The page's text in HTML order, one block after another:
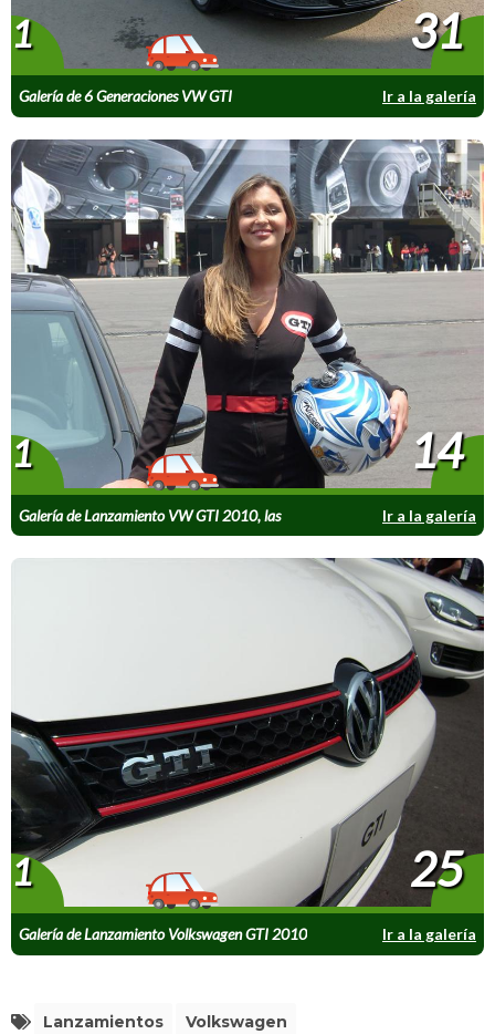
Galería de 6 Generaciones VW GTI Ir a la galería
1 31
Galería de Lanzamiento VW GTI 2010, las
chicas
Ir a la galería
1 14
Galería de Lanzamiento Volkswagen GTI 2010 Ir a la galería
1 25
Lanzamientos Volkswagen